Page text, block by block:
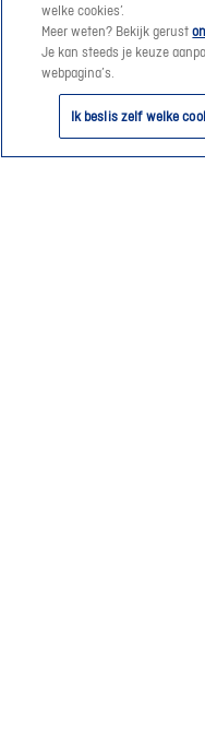
Hoe schrijf ik me in
meer dan 190.000
Als je klant
DVV-consulent
welke cookies’.
Meer weten? Bekijk gerust
Je kan steeds je keuze
webpagina’s.
Ik beslis zelf welke